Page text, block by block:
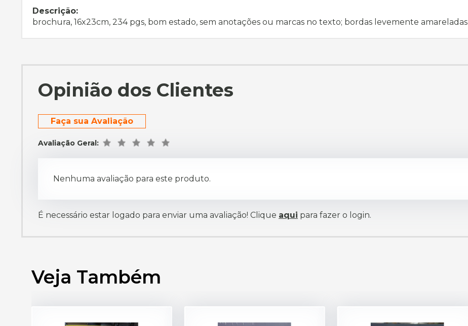
Descrição:
brochura, 16x23cm, 234 pgs, bom estado, sem anotações ou marcas no texto; bordas levemente amareladas
Opinião dos Clientes
Faça sua Avaliação
Avaliação Geral:
Nenhuma avaliação para este produto.
É necessário estar logado para enviar uma avaliação! Clique aqui para fazer o login.
Veja Também